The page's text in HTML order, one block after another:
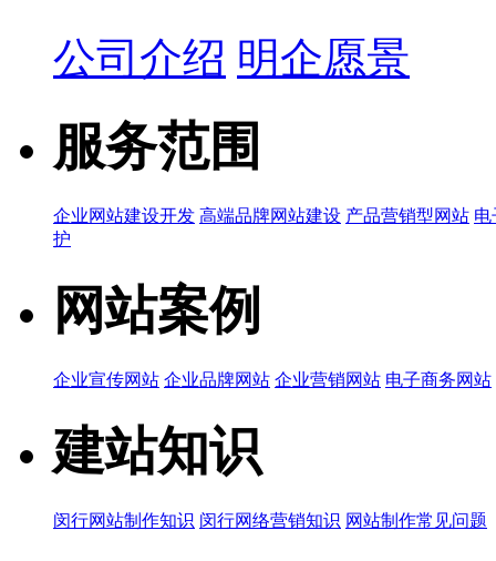
公司介绍 明企愿景
服务范围
企业网站建设开发 高端品牌网站建设 产品营销型网站 电
护
网站案例
企业宣传网站 企业品牌网站 企业营销网站 电子商务网站
建站知识
闵行网站制作知识 闵行网络营销知识 网站制作常见问题